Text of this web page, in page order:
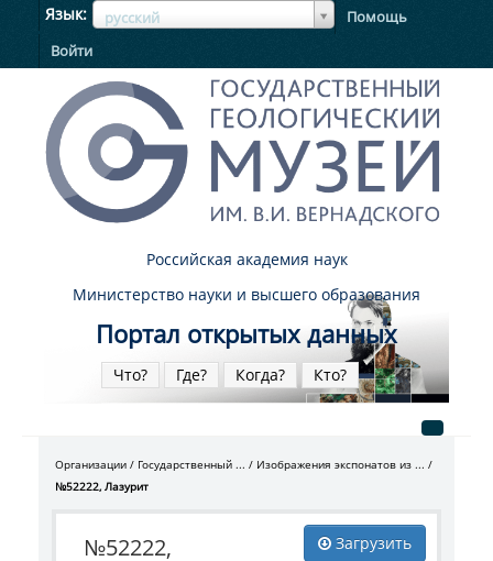
Язык русский
ЯзыкЯзык
Помощь
Войти
Российская академия наук
Министерство науки и высшего образования
Портал открытых данных
Что? Где? Когда? Кто?
Организации Государственный ...
Изображения экспонатов из ...
№52222, Лазурит
Загрузить
№52222,